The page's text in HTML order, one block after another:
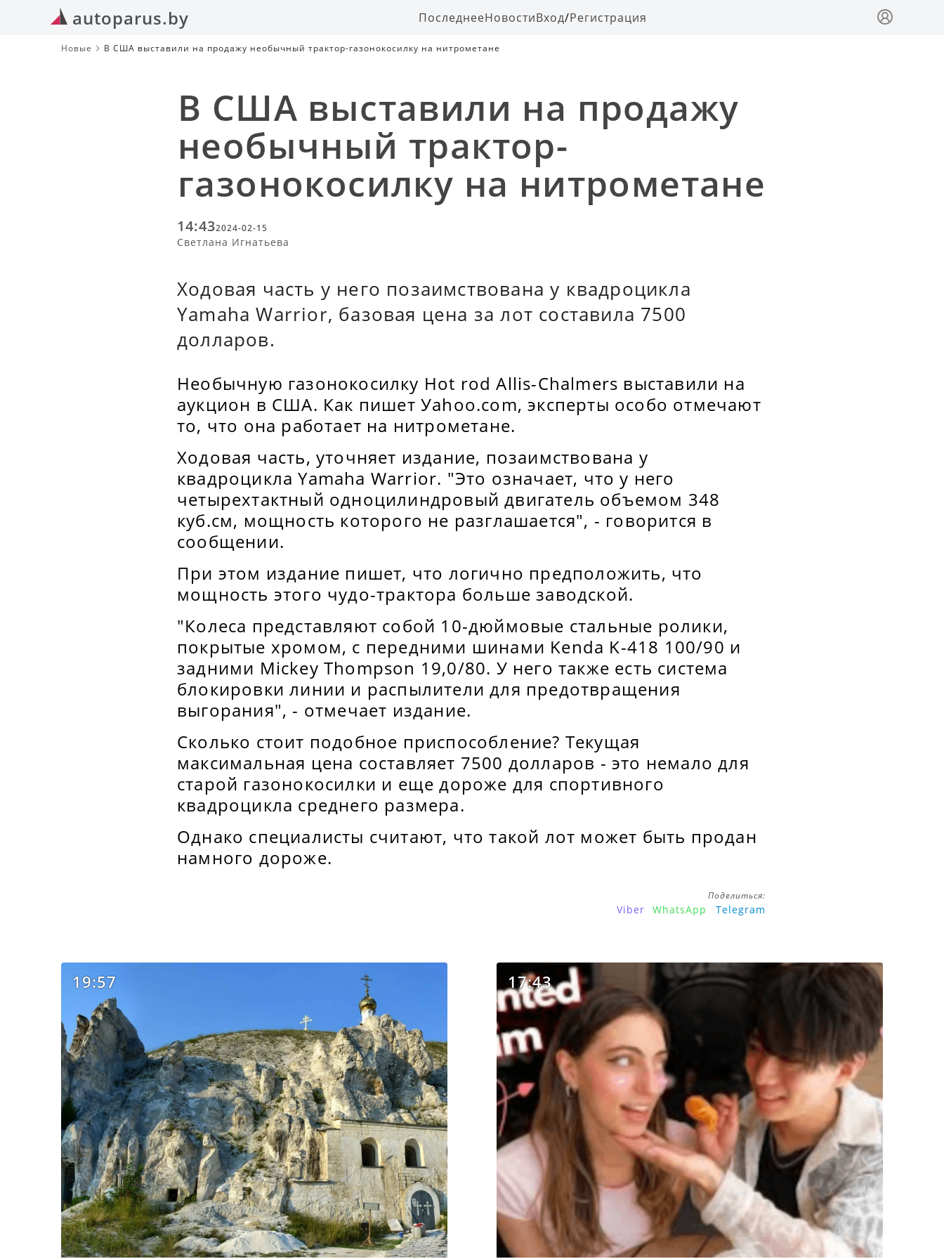
autoparus.by ПоследнееНовостиВход/Регистрация
Новые В США выставили на продажу необычный трактор-газонокосилку на нитрометане
В США выставили на продажу
необычный трактор-
газонокосилку на нитрометане
14:432024-02-15
Светлана Игнатьева
Ходовая часть у него позаимствована у квадроцикла
Yamaha Warrior, базовая цена за лот составила 7500
долларов.
Необычную газонокосилку Hot rod Allis-Chalmers выставили на
аукцион в США. Как пишет Уahoo.com, эксперты особо отмечают
то, что она работает на нитрометане.
Ходовая часть, уточняет издание, позаимствована у
квадроцикла Yamaha Warrior. "Это означает, что у него
четырехтактный одноцилиндровый двигатель объемом 348
куб.см, мощность которого не разглашается", - говорится в
сообщении.
При этом издание пишет, что логично предположить, что
мощность этого чудо-трактора больше заводской.
"Колеса представляют собой 10-дюймовые стальные ролики,
покрытые хромом, с передними шинами Kenda K-418 100/90 и
задними Mickey Thompson 19,0/80. У него также есть система
блокировки линии и распылители для предотвращения
выгорания", - отмечает издание.
Сколько стоит подобное приспособление? Текущая
максимальная цена составляет 7500 долларов - это немало для
старой газонокосилки и еще дороже для спортивного
квадроцикла среднего размера.
Однако специалисты считают, что такой лот может быть продан
намного дороже.
Поделиться:
Viber WhatsApp Telegram
19:57 17:43